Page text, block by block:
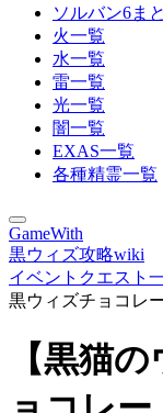
ソルバン6ま
火一覧
水一覧
雷一覧
光一覧
闇一覧
EXAS一覧
各種精霊一覧
GameWith
黒ウィズ攻略wiki
イベントクエスト
黒ウィズチョコレ
【黒猫